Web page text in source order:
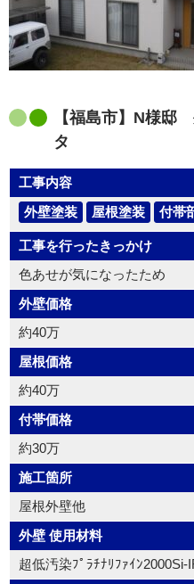
【福島市】N様
タ
工事内容
外壁塗装
屋根塗装 付帯
工事を行ったきっかけ
色あせが気になったため
外壁価格
約40万
屋根価格
約40万
付帯価格
約30万
施工箇所
屋根外壁他
外壁 使用材料
超低汚染ﾌﾟﾗﾁﾅﾘﾌｧｲﾝ2000Si-